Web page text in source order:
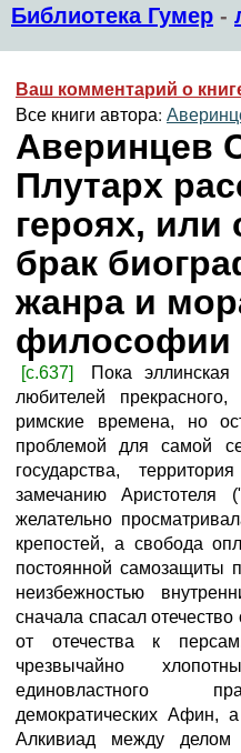
Библиотека Гумер -
Ваш комментарий о
Все книги автора:
Аверинцев
Плутарх
героях, или
брак
жанра и
философии
[с.637]
Пока эллинская
любителей
римские времена, но
проблемой для самой
государства,
замечанию Аристотеля
желательно
крепостей, а свобода
постоянной самозащиты
неизбежностью
сначала спасал
от отечества к
чрезвычайно
единовластного
демократических Афин,
Алкивиад между делом